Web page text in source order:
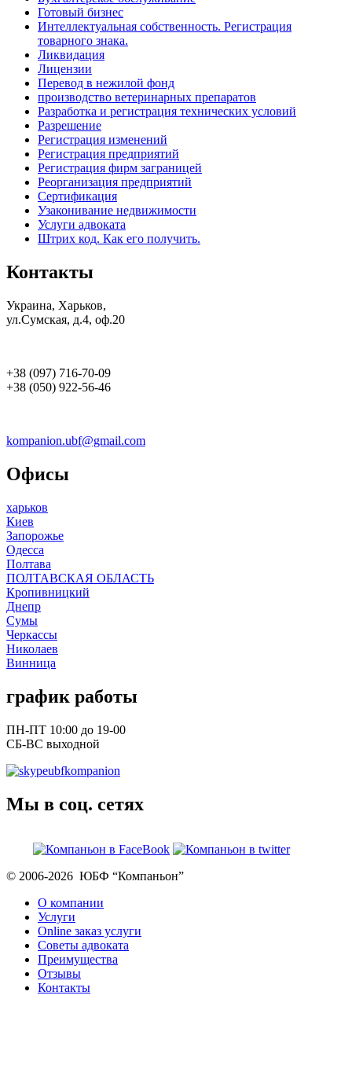
Готовый бизнес
Интеллектуальная собственность. Регистрация
товарного знака.
Ликвидация
Лицензии
Перевод в нежилой фонд
производство ветеринарных препаратов
Разработка и регистрация технических условий
Разрешение
Регистрация изменений
Регистрация предприятий
Регистрация фирм заграницей
Реорганизация предприятий
Сертификация
Узаконивание недвижимости
Услуги адвоката
Штрих код. Как его получить.
Контакты
Украина, Харьков,
ул.Сумская, д.4, оф.20
+38 (097) 716-70-09
+38 (050) 922-56-46
kompanion.ubf@gmail.com
Офисы
харьков
Киев
Запорожье
Одесса
Полтава
ПОЛТАВСКАЯ ОБЛАСТЬ
Кропивницкий
Днепр
Сумы
Черкассы
Николаев
Винница
график работы
ПН-ПТ 10:00 до 19-00
СБ-ВС выходной
ubfkompanion
Мы в соц. сетях
© 2006-2026 ЮБФ “Компаньон”
О компании
Услуги
Online заказ услуги
Советы адвоката
Преимущества
Отзывы
Контакты